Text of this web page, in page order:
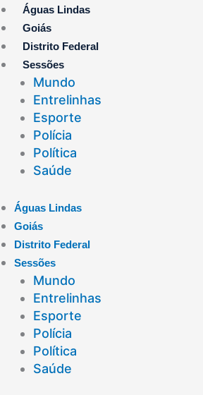
Ir
para
o
conteúdo
Águas Lindas
Goiás
Distrito Federal
Sessões
Mundo
Entrelinhas
Esporte
Polícia
Política
Saúde
Águas Lindas
Goiás
Distrito Federal
Sessões
Mundo
Entrelinhas
Esporte
Polícia
Política
Saúde